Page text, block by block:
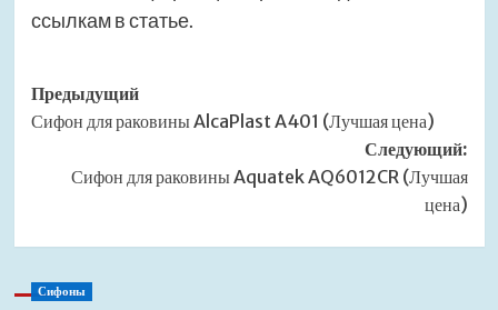
ссылкам в статье.
Навигация
записи
Предыдущий
Сифон для раковины AlcaPlast A401 (Лучшая цена)
Следующий:
Сифон для раковины Aquatek AQ6012CR (Лучшая
цена)
Сифоны